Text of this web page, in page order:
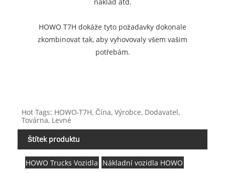
HOWO T7H dokáže tyto požadavky dokonale
zkombinovat tak, aby vyhovovaly všem vašim
potřebám.
Hot Tags: HOWO-T7H, Čína, Výrobce, Dodavatel,
Továrna, Levné
Štítek produktu
HOWO Trucks Vozidla Nákladní vozidla HOWO